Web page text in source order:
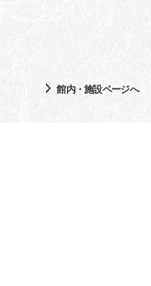
館内・施設ページへ